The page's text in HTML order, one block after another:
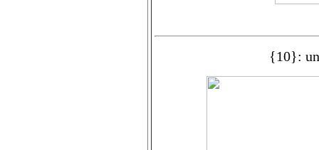
{10}: